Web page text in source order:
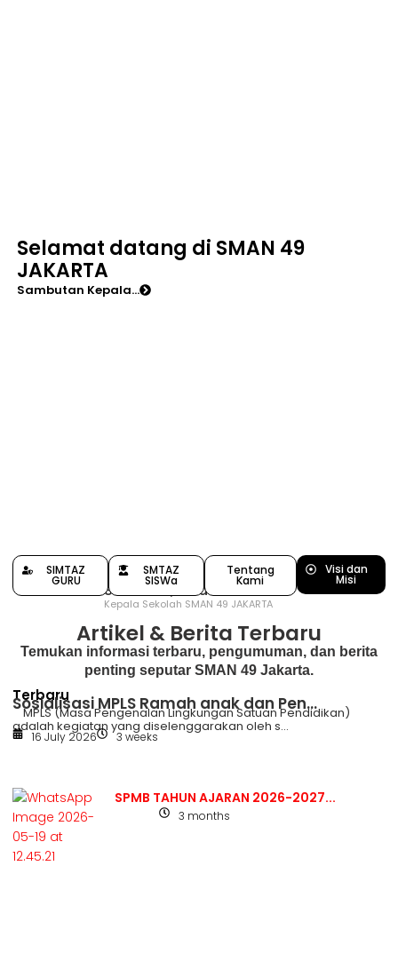
Selamat datang di SMAN 49
JAKARTA
Sambutan Kepala...
Siswanto, S.Pd
Kepala Sekolah SMAN 49 JAKARTA
SIMTAZ
GURU
SMTAZ
SISWa
Tentang
Kami
Visi dan
Misi
Artikel & Berita Terbaru
Temukan informasi terbaru, pengumuman, dan berita
penting seputar SMAN 49 Jakarta.
Terbaru
Sosialisasi MPLS Ramah anak dan Pen...
MPLS (Masa Pengenalan Lingkungan Satuan Pendidikan)
adalah kegiatan yang diselenggarakan oleh s...
16 July 2026 3 weeks
SPMB TAHUN AJARAN 2026-2027...
3 months